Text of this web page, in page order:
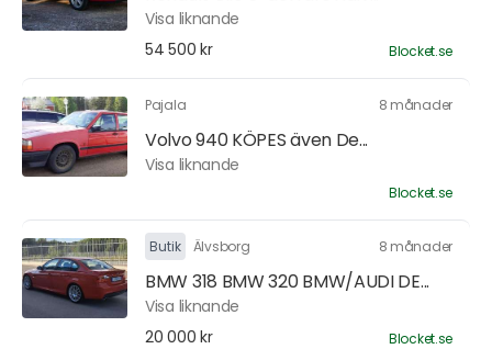
Visa liknande
54 500 kr
Blocket.se
Pajala 8 månader
Volvo 940 KÖPES även De...
Visa liknande
Blocket.se
Butik Älvsborg 8 månader
BMW 318 BMW 320 BMW/AUDI DE...
Visa liknande
20 000 kr
Blocket.se